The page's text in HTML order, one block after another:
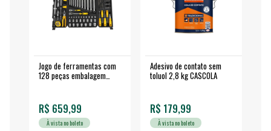
Jogo de ferramentas com
128 peças embalagem
R$ 659,99
À vista no boleto
Adesivo de contato sem
toluol 2,8 kg CASCOLA
R$ 179,99
À vista no boleto